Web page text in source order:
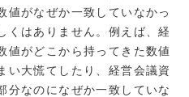
値がなぜか一致していなかっ
くはありません。例えば、経
値がどこから持ってきた数値
い大慌てしたり、経営会議資
分なのになぜか一致していな